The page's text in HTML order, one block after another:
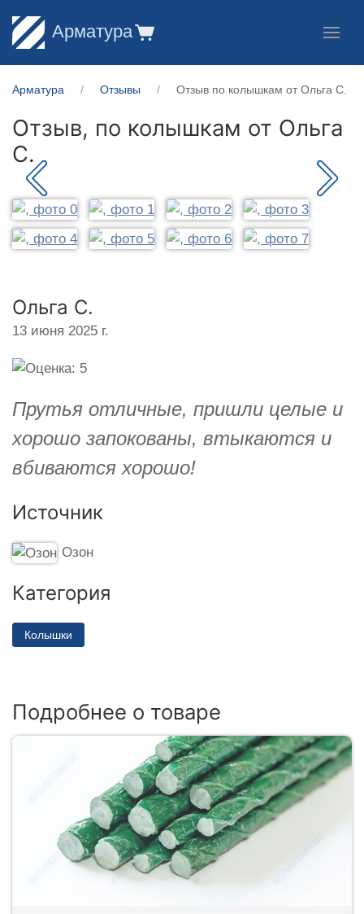
Арматура
Арматура Отзывы Отзыв по колышкам от Ольга С.
Отзыв, по колышкам от Ольга
С.
Ольга С.
13 июня 2025 г.
Прутья отличные, пришли целые и
хорошо запокованы, втыкаются и
вбиваются хорошо!
Источник
Озон
Категория
Колышки
Подробнее о товаре